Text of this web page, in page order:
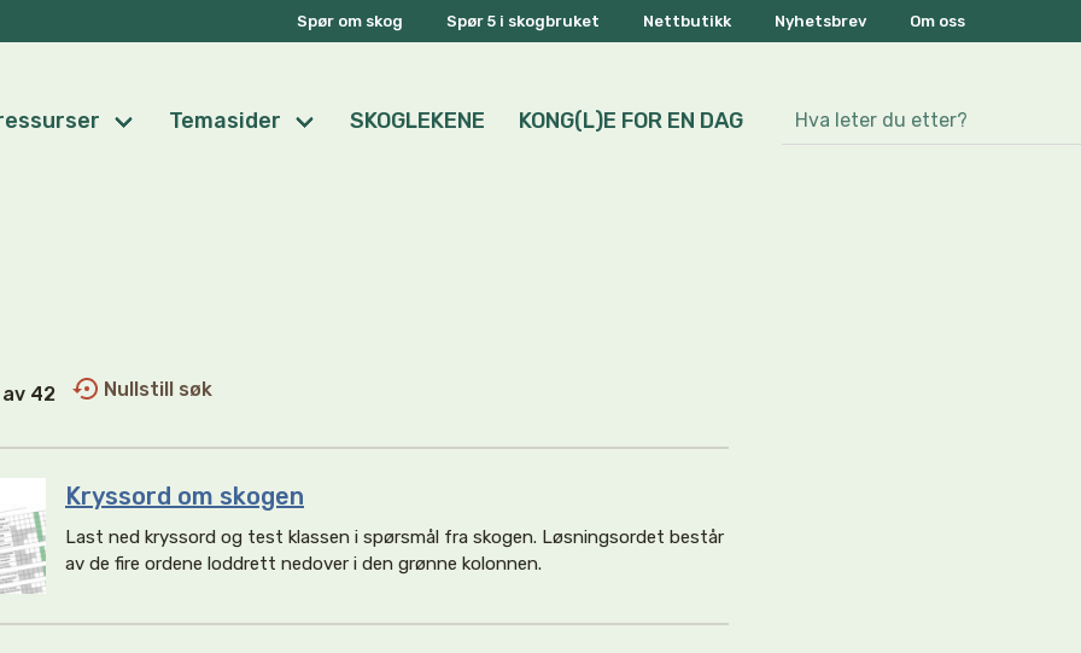
Spør om skog Spør 5 i skogbruket Nettbutikk Nyhetsbrev Om oss
Temasider SKOGLEKENE KONG(L)E FOR EN DAG
42 Nullstill søk
Kryssord om skogen
Last ned kryssord og test klassen i spørsmål fra skogen. Løsningsordet består
av de fire ordene loddrett nedover i den grønne kolonnen.